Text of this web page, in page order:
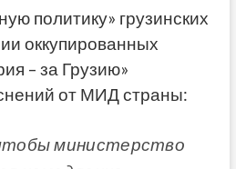
политику» грузинских
оккупированных
– за Грузию»
от МИД страны:
министерство